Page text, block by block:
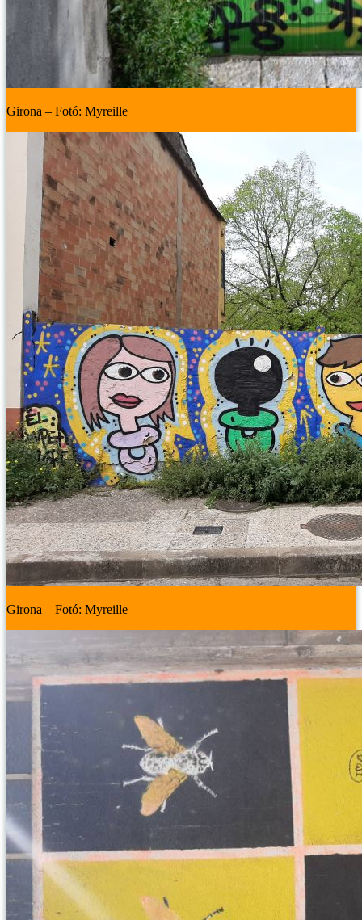
Girona – Fotó: Myreille
Girona – Fotó: Myreille